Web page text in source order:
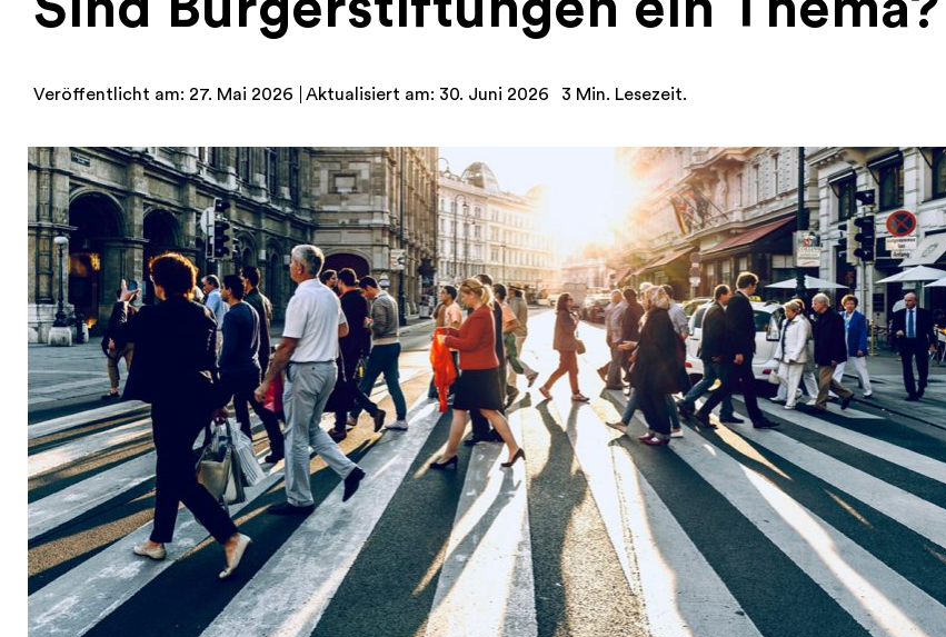
Veröffentlicht am: 27. Mai 2026 Aktualisiert am: 30. Juni 2026 3 Min. Lesezeit.